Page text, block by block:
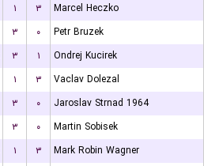
۱ ۳
Marcel Heczko
۳ ۰
Petr Bruzek
۳ ۱
Ondrej Kucirek
۱ ۳
Vaclav Dolezal
۳ ۰
Jaroslav Strnad 1964
۳ ۰
Martin Sobisek
۱ ۳
Mark Robin Wagner